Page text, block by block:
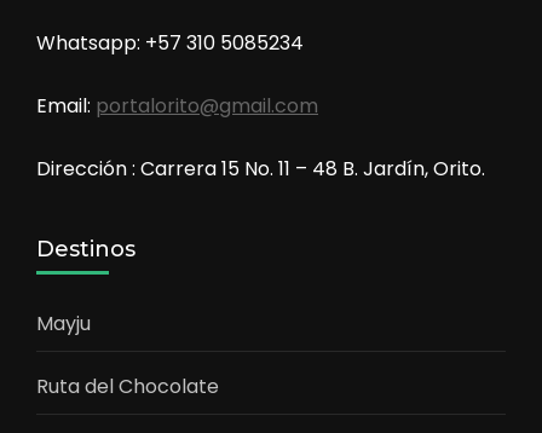
Whatsapp: +57 310 5085234
Email: portalorito@gmail.com
Dirección : Carrera 15 No. 11 – 48 B. Jardín, Orito.
Destinos
Mayju
Ruta del Chocolate